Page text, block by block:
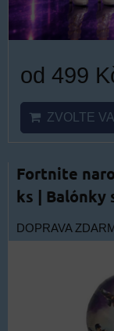
od 499
ZVOLTE
Fortnite
ks | Balónky
DOPRAVA